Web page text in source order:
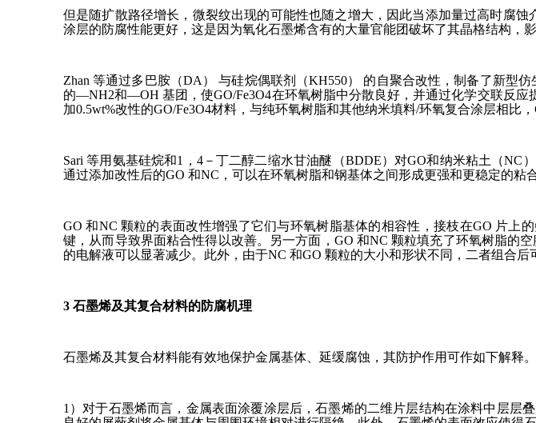
但是随扩散路径增长，微裂纹出现的可能性也随之增大，因此当添加量过高时腐
涂层的防腐性能更好，这是因为氧化石墨烯含有的大量官能团破坏了其晶格结构，
Zhan 等通过多巴胺（DA） 与硅烷偶联剂（KH550） 的自聚合改性，制备了新型
的—NH2和—OH 基团，使GO/Fe3O4在环氧树脂中分散良好，并通过化学交联反
加0.5wt%改性的GO/Fe3O4材料，与纯环氧树脂和其他纳米填料/环氧复合涂层相比
Sari 等用氨基硅烷和1，4－丁二醇二缩水甘油醚（BDDE）对GO和纳米粘土（
通过添加改性后的GO 和NC，可以在环氧树脂和钢基体之间形成更强和更稳定的粘合
GO 和NC 颗粒的表面改性增强了它们与环氧树脂基体的相容性，接枝在GO 片
键，从而导致界面粘合性得以改善。另一方面，GO 和NC 颗粒填充了环氧树脂的
的电解液可以显著减少。此外，由于NC 和GO 颗粒的大小和形状不同，二者组合
3 石墨烯及其复合材料的防腐机理
石墨烯及其复合材料能有效地保护金属基体、延缓腐蚀，其防护作用可作如下解释。
1）对于石墨烯而言，金属表面涂覆涂层后，石墨烯的二维片层结构在涂料中层